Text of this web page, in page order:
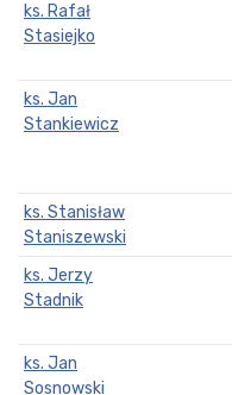
ks. Rafał
Stasiejko
ks. Jan
Stankiewicz
ks. Stanisław
Staniszewski
ks. Jerzy
Stadnik
ks. Jan
Sosnowski